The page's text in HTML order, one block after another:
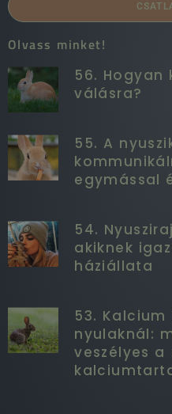
Olvass minket!
56. Hogyan
válásra?
55. A
egymással
54.
akiknek
háziállata
53.
nyulaknál:
veszélyes a